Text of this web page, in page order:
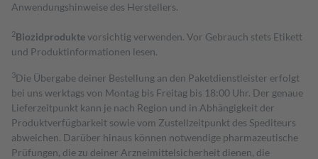
Anwendungshinweise des Herstellers.
2Biozidproduktevorsichtig verwenden. Vor Gebrauch stets Etikett
und Produktinformationen lesen.
3Die Übergabe deiner Bestellung an den Paketdienstleister erfolgt
bei uns werktags von Montag bis Freitag bis 18:00 Uhr. Der genaue
Lieferzeitpunkt kann je nach Region und in Abhängigkeit der
Produktverfügbarkeit sowie vom Zustellzeitpunkt des Spediteurs
abweichen. Darüber hinaus können notwendige pharmazeutische
Prüfungen, die zu deiner Arzneimittelsicherheit dienen, die